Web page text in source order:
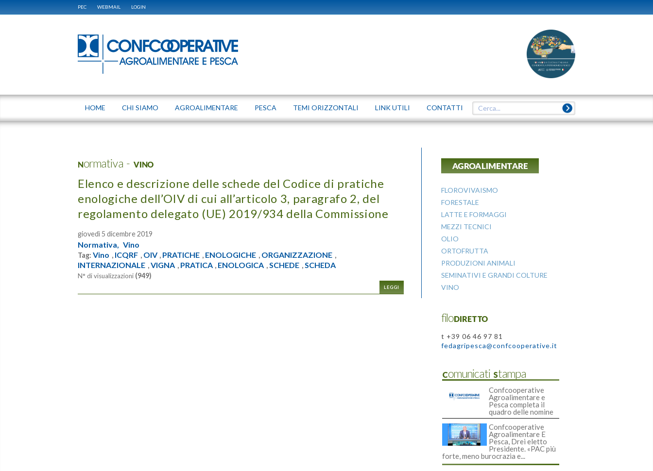
PEC WEBMAIL LOGIN
HOME CHI SIAMO AGROALIMENTARE PESCA TEMI ORIZZONTALI LINK UTILI CONTATTI
Normativa - VINO
Elenco e descrizione delle schede del Codice di pratiche
enologiche dell’OIV di cui all’articolo 3, paragrafo 2, del
regolamento delegato (UE) 2019/934 della Commissione
giovedì 5 dicembre 2019
Normativa, Vino
Tag: Vino , ICQRF , OIV , PRATICHE , ENOLOGICHE , ORGANIZZAZIONE ,
INTERNAZIONALE ,VIGNA , PRATICA , ENOLOGICA ,SCHEDE , SCHEDA
N° di visualizzazioni (949)
LEGGI
AGROALIMENTARE
FLOROVIVAISMO
FORESTALE
LATTE E FORMAGGI
MEZZI TECNICI
OLIO
ORTOFRUTTA
PRODUZIONI ANIMALI
SEMINATIVI E GRANDI COLTURE
VINO
filoDIRETTO
t +39 06 46 97 81
fedagripesca@confcooperative.it
Comunicati Stampa
Confcooperative
Agroalimentare e
Pesca completa il
quadro delle nomine
Confcooperative
Agroalimentare E
Pesca, Drei eletto
Presidente. «PAC più
forte, meno burocrazia e...